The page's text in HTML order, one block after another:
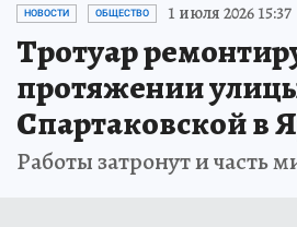
НОВОСТИ ОБЩЕСТВО 1 июля 2026 15:37
Тротуар
протяжении
Спартаковской в
Работы затронут и часть